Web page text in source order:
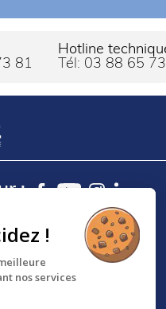
!
nos services
81
Hotline
Tél: 03 88 65
:
1